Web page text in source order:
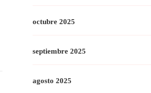
octubre 2025
septiembre 2025
agosto 2025